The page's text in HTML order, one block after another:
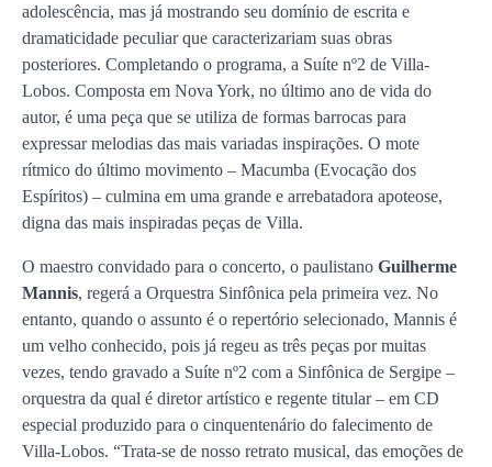
adolescência, mas já mostrando seu domínio de escrita e
dramaticidade peculiar que caracterizariam suas obras
posteriores. Completando o programa, a Suíte nº2 de Villa-
Lobos. Composta em Nova York, no último ano de vida do
autor, é uma peça que se utiliza de formas barrocas para
expressar melodias das mais variadas inspirações. O mote
rítmico do último movimento – Macumba (Evocação dos
Espíritos) – culmina em uma grande e arrebatadora apoteose,
digna das mais inspiradas peças de Villa.
O maestro convidado para o concerto, o paulistano Guilherme
Mannis, regerá a Orquestra Sinfônica pela primeira vez. No
entanto, quando o assunto é o repertório selecionado, Mannis é
um velho conhecido, pois já regeu as três peças por muitas
vezes, tendo gravado a Suíte nº2 com a Sinfônica de Sergipe –
orquestra da qual é diretor artístico e regente titular – em CD
especial produzido para o cinquentenário do falecimento de
Villa-Lobos. “Trata-se de nosso retrato musical, das emoções de